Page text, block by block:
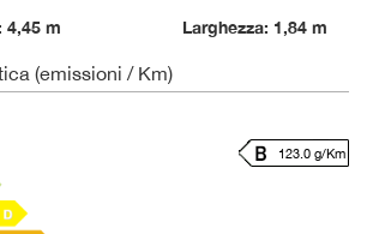
4,45 m Larghezza: 1,84 m
(emissioni / Km)
123.0 g/Km